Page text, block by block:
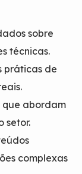
sobre
técnicas.
práticas de
que abordam
setor.
complexas